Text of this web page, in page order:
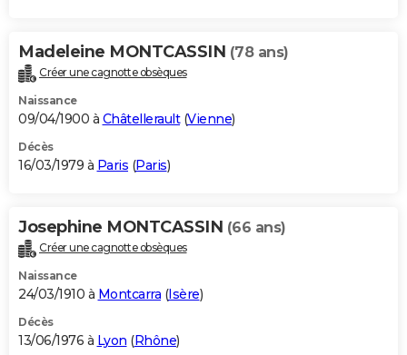
Madeleine MONTCASSIN (78 ans)
Créer une cagnotte obsèques
Naissance
09/04/1900 à Châtellerault(Vienne)
Décès
16/03/1979 à Paris (Paris)
Josephine MONTCASSIN (66 ans)
Créer une cagnotte obsèques
Naissance
24/03/1910 à Montcarra (Isère)
Décès
13/06/1976 à Lyon (Rhône)